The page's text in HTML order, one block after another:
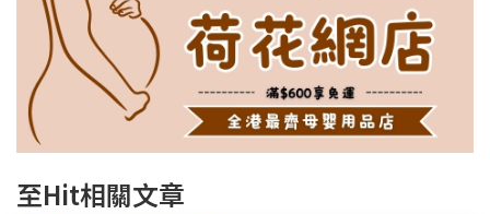
至Hit相關文章